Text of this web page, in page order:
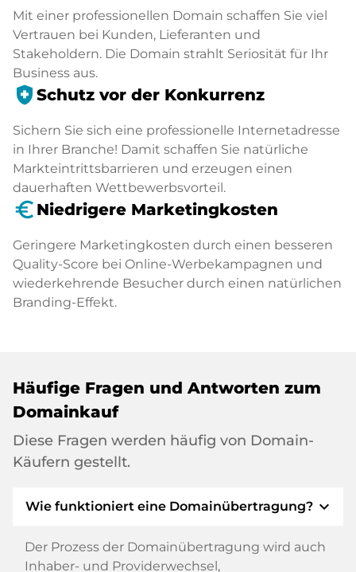
Mit einer professionellen Domain schaffen Sie viel
Vertrauen bei Kunden, Lieferanten und
Stakeholdern. Die Domain strahlt Seriosität für Ihr
Business aus.
health_and_safety Schutz vor der Konkurrenz
Sichern Sie sich eine professionelle Internetadresse
in Ihrer Branche! Damit schaffen Sie natürliche
Markteintrittsbarrieren und erzeugen einen
dauerhaften Wettbewerbsvorteil.
euro_symbol Niedrigere Marketingkosten
Geringere Marketingkosten durch einen besseren
Quality-Score bei Online-Werbekampagnen und
wiederkehrende Besucher durch einen natürlichen
Branding-Effekt.
Häufige Fragen und Antworten zum
Domainkauf
Diese Fragen werden häufig von Domain-
Käufern gestellt.
Wie funktioniert eine Domainübertragung? expand_more
Der Prozess der Domainübertragung wird auch
Inhaber- und Providerwechsel,